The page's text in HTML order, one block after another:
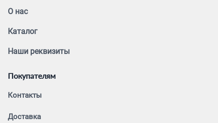
О нас
Каталог
Наши реквизиты
Покупателям
Контакты
Доставка